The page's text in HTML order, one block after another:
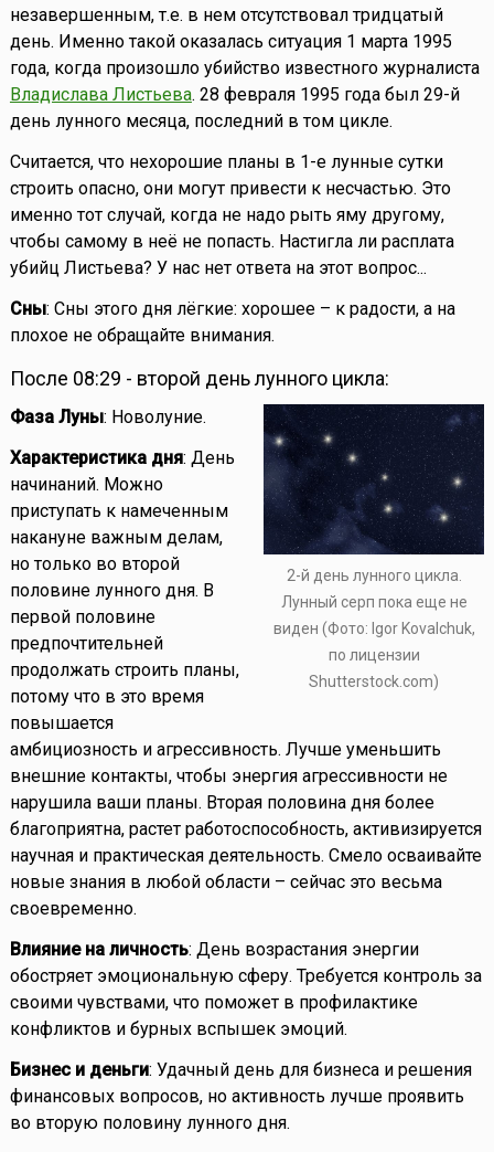
незавершенным, т.е. в нем отсутствовал тридцатый
день. Именно такой оказалась ситуация 1 марта 1995
года, когда произошло убийство известного журналиста
Владислава Листьева. 28 февраля 1995 года был 29-й
день лунного месяца, последний в том цикле.
Считается, что нехорошие планы в 1-е лунные сутки
строить опасно, они могут привести к несчастью. Это
именно тот случай, когда не надо рыть яму другому,
чтобы самому в неё не попасть. Настигла ли расплата
убийц Листьева? У нас нет ответа на этот вопрос...
Сны: Сны этого дня лёгкие: хорошее – к радости, а на
плохое не обращайте внимания.
После 08:29 - второй день лунного цикла:
2-й день лунного цикла.
Лунный серп пока еще не
виден (Фото: Igor Kovalchuk,
по лицензии
Shutterstock.com)
Фаза Луны: Новолуние.
Характеристика дня: День
начинаний. Можно
приступать к намеченным
накануне важным делам,
но только во второй
половине лунного дня. В
первой половине
предпочтительней
продолжать строить планы,
потому что в это время
повышается
амбициозность и агрессивность. Лучше уменьшить
внешние контакты, чтобы энергия агрессивности не
нарушила ваши планы. Вторая половина дня более
благоприятна, растет работоспособность, активизируется
научная и практическая деятельность. Смело осваивайте
новые знания в любой области – сейчас это весьма
своевременно.
Влияние на личность: День возрастания энергии
обостряет эмоциональную сферу. Требуется контроль за
своими чувствами, что поможет в профилактике
конфликтов и бурных вспышек эмоций.
Бизнес и деньги: Удачный день для бизнеса и решения
финансовых вопросов, но активность лучше проявить
во вторую половину лунного дня.